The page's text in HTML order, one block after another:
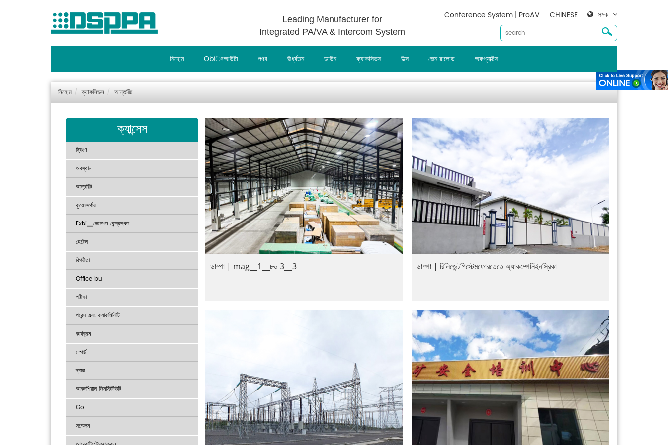
Leading Manufacturer for
Integrated PA/VA & Intercom System
সমক
CHINESE
Conference System | ProAV
নিহোম Obিবআউটা পঞ্চা ঊর্ধ্বতন ডাউন ক্যাকসিভস উত্স জেন রালোড অকপ্যাক্টস
নিহোম ক্যাকসিভস আন্তরিট
ক্যান্সেস
দ্বিগুণ
অবস্থান
আন্তরিট
কুয়েলসর্গার
Exbi▁ডেনেশন কেন্দ্রস্থল
হেটেল
বিপরীতা
Office bu
পরীক্ষা
পরেন্স এবং ক্যাকমিলিটি
কার্যক্রম
স্পোর্ট
দ্বারা
আকনশিয়াল জিনস্টিটিউটি
Go
সম্মেলন
ডাম্পা | mag▁1▁৮০ 3▁3 ডাস্পা | রিলিজেন্টপিস্টেমফোরতেতে অ্যাকম্পেনিইনস্রিকা